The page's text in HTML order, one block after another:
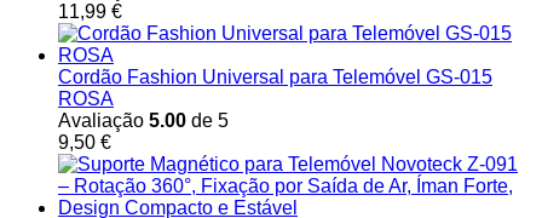
11,99 €
Cordão Fashion Universal para Telemóvel GS-015
ROSA
Avaliação 5.00 de 5
9,50 €